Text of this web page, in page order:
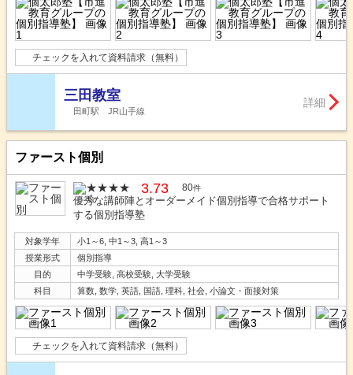
チェックを入れて資料請求（無料）
三田教室
田町駅 JR山手線
詳細
ファースト個別
3.73 80件
優秀な講師陣とオーダーメイド個別指導で合格サポート
する個別指導塾
対象学年
小1～6, 中1～3, 高1～3
授業形式
個別指導
目的
中学受験, 高校受験, 大学受験
科目
算数, 数学, 英語, 国語, 理科, 社会, 小論文・面接対策
チェックを入れて資料請求（無料）